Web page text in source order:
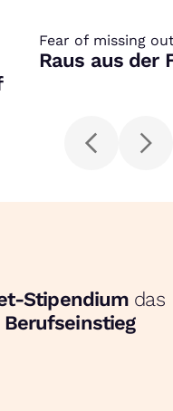
Fear of missing
:
Raus aus der
Stipendium das